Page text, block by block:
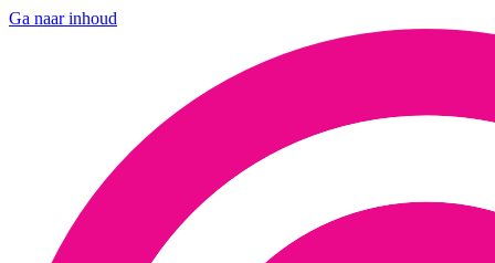
Ga naar inhoud